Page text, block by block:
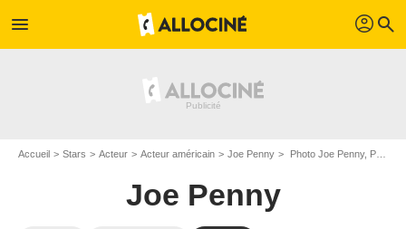
menu profil search
Accueil Stars Acteur Acteur américain Joe Penny Photo Joe Penny, Perry King, Thom Bray
Joe Penny